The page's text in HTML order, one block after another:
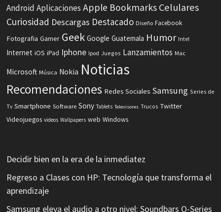
Android Aplicaciones Apple Bookmarks Celulares
Curiosidad Descargas Destacado Diseño Facebook
Fotografia Gamer Geek Google Guatemala Humor Intel
Internet iOS iPad Iphone Ipod Juegos Lanzamientos Mac
Microsoft Música Nokia Noticias
Recomendaciones Redes Sociales Samsung Series de
Tv Smartphone Software Sony Tablets Televisores Trucos Twitter
Videojuegos videos Wallpapers web Windows
Decidir bien en la era de la inmediatez
Regreso a Clases con HP: Tecnología que transforma el
aprendizaje
Samsung eleva el audio a otro nivel: Soundbars Q-Series